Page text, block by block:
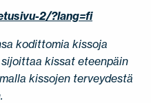
2/?lang=fi
kodittomia kissoja
kissat eteenpäin
kissojen terveydestä